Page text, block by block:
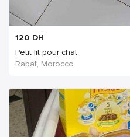
120 DH
Petit lit pour chat
Rabat, Morocco